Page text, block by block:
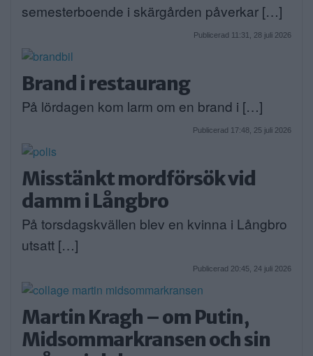
semesterboende i skärgården påverkar […]
Publicerad 11:31, 28 juli 2026
Brand i restaurang
På lördagen kom larm om en brand i […]
Publicerad 17:48, 25 juli 2026
Misstänkt mordförsök vid
damm i Långbro
På torsdagskvällen blev en kvinna i Långbro
utsatt […]
Publicerad 20:45, 24 juli 2026
Martin Kragh – om Putin,
Midsommarkransen och sin